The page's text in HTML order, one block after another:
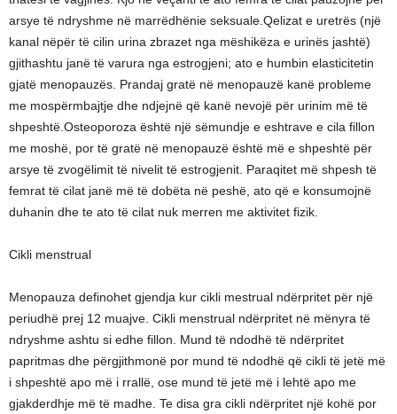
arsye të ndryshme në marrëdhënie seksuale.Qelizat e uretrës (një
kanal nëpër të cilin urina zbrazet nga mëshikëza e urinës jashtë)
gjithashtu janë të varura nga estrogjeni; ato e humbin elasticitetin
gjatë menopauzës. Prandaj gratë në menopauzë kanë probleme
me mospërmbajtje dhe ndjejnë që kanë nevojë për urinim më të
shpeshtë.Osteoporoza është një sëmundje e eshtrave e cila fillon
me moshë, por të gratë në menopauzë është më e shpeshtë për
arsye të zvogëlimit të nivelit të estrogjenit. Paraqitet më shpesh të
femrat të cilat janë më të dobëta në peshë, ato që e konsumojnë
duhanin dhe te ato të cilat nuk merren me aktivitet fizik.
Cikli menstrual
Menopauza definohet gjendja kur cikli mestrual ndërpritet për një
periudhë prej 12 muajve. Cikli menstrual ndërpritet në mënyra të
ndryshme ashtu si edhe fillon. Mund të ndodhë të ndërpritet
papritmas dhe përgjithmonë por mund të ndodhë që cikli të jetë më
i shpeshtë apo më i rrallë, ose mund të jetë më i lehtë apo me
gjakderdhje më të madhe. Te disa gra cikli ndërpritet një kohë por